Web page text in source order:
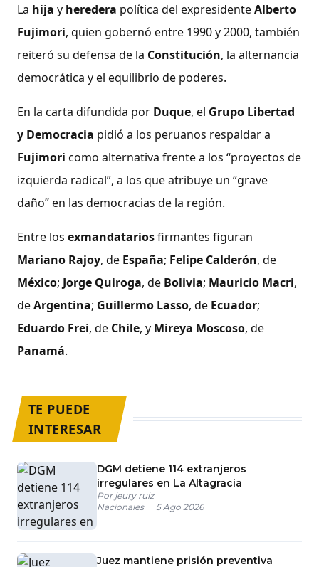
La hija y heredera política del expresidenteAlberto
Fujimori, quien gobernó entre 1990 y 2000, también
reiteró su defensa de la Constitución, la alternancia
democrática y el equilibrio de poderes.
En la carta difundida por Duque, el Grupo Libertad
y Democracia pidió a los peruanos respaldar a
Fujimori como alternativa frente a los “proyectos de
izquierda radical”, a los que atribuye un “grave
daño” en las democracias de la región.
Entre los exmandatariosfirmantes figuran
Mariano Rajoy, de España; Felipe Calderón, de
México; Jorge Quiroga, de Bolivia; Mauricio Macri,
deArgentina; Guillermo Lasso, de Ecuador;
Eduardo Frei, de Chile, y Mireya Moscoso, de
Panamá.
TE PUEDE
INTERESAR
DGM detiene 114 extranjeros
irregulares en La Altagracia
Por jeury ruiz
Nacionales
5 Ago 2026
Juez mantiene prisión preventiva